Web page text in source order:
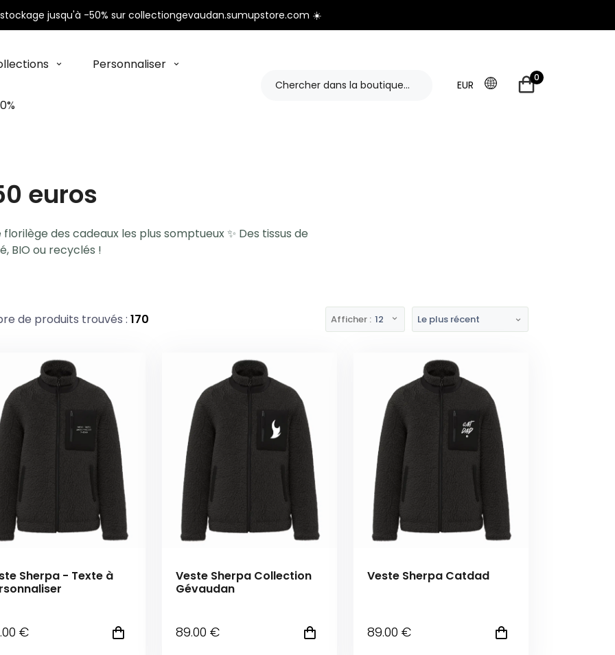
jusqu'à -50% sur collectiongevaudan.sumupstore.com ☀️
Personnaliser
EUR
0
euros
des cadeaux les plus somptueux ✨ Des tissus de
BIO ou recyclés !
de produits trouvés : 170 Afficher : 12 Le plus récent
Sherpa - Texte à
.00 €
Veste Sherpa Collection
Gévaudan
89.00 €
Veste Sherpa Catdad
89.00 €